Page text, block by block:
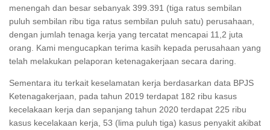
menengah dan besar sebanyak 399.391 (tiga ratus sembilan
puluh sembilan ribu tiga ratus sembilan puluh satu) perusahaan,
dengan jumlah tenaga kerja yang tercatat mencapai 11,2 juta
orang. Kami mengucapkan terima kasih kepada perusahaan yang
telah melakukan pelaporan ketenagakerjaan secara daring.
Sementara itu terkait keselamatan kerja berdasarkan data BPJS
Ketenagakerjaan, pada tahun 2019 terdapat 182 ribu kasus
kecelakaan kerja dan sepanjang tahun 2020 terdapat 225 ribu
kasus kecelakaan kerja, 53 (lima puluh tiga) kasus penyakit akibat